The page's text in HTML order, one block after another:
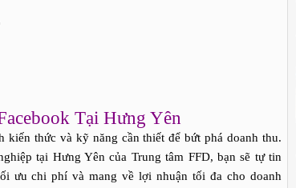
Tại Hưng Yên
thức và kỹ năng cần thiết để bứt phá doanh thu.
tại Hưng Yên của Trung tâm FFD, bạn sẽ tự tin
ưu chi phí và mang về lợi nhuận tối đa cho doanh